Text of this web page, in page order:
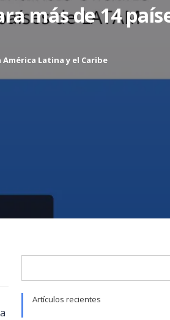
más de 14
Latina y el Caribe
Artículos recientes